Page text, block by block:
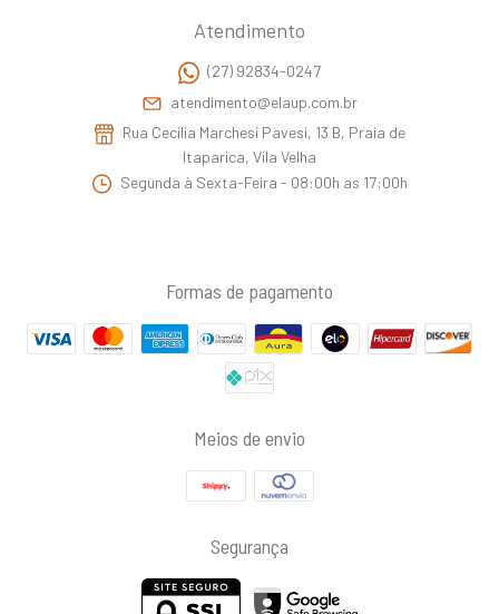
Atendimento
(27) 92834-0247
atendimento@elaup.com.br
Rua Cecilia Marchesi Pavesi, 13 B, Praia de
Itaparica, Vila Velha
Segunda à Sexta-Feira - 08:00h as 17:00h
Formas de pagamento
Meios de envio
Segurança